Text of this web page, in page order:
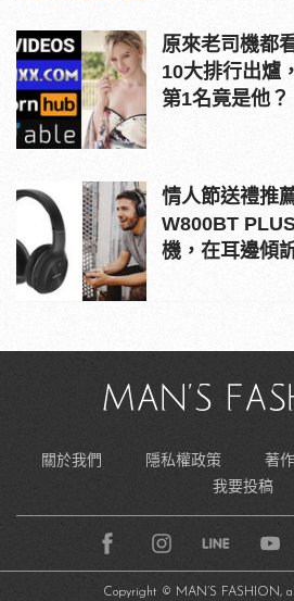
原來老司機都
10大排行出爐
第1名竟是他？
情人節送禮推
W800BT
機，在耳邊傾
關於我們 隱私權政策 著
我要投稿
Copyright © MAN’S FASHION,